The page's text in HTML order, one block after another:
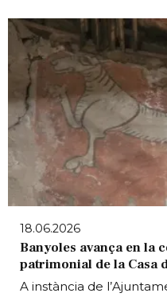
18.06.2026
Banyoles avança en la
patrimonial de la Casa
A instància de